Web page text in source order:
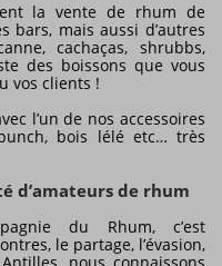
la vente de rhum de
mais aussi d’autres
cachaças, shrubbs,
des boissons que vous
vos clients !
l’un de nos accessoires
bois lélé etc… très
d’amateurs de rhum
du Rhum, c’est
le partage, l’évasion,